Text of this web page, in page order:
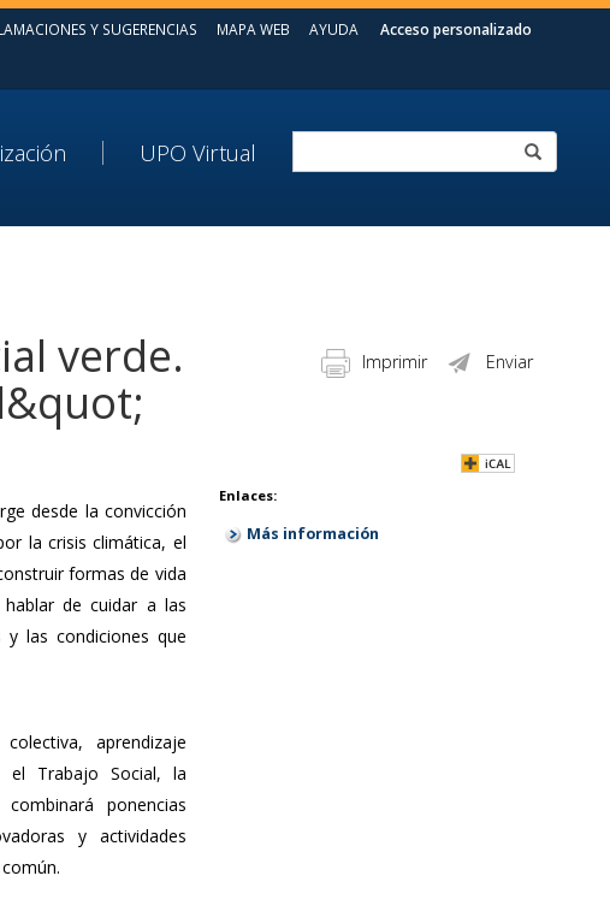
Acceso personalizado
Y SUGERENCIAS MAPA WEB AYUDA
UPO Virtual
Enviar
Imprimir
verde.
desde la convicción
la crisis climática, el
formas de vida
de cuidar a las
las condiciones que
aprendizaje
el Trabajo Social, la
ponencias
y actividades
Enlaces:
Más información